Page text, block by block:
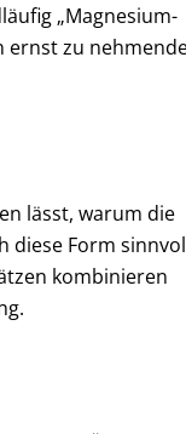
„Magnesium-
ernst zu
lässt, warum die
diese Form
kombinieren